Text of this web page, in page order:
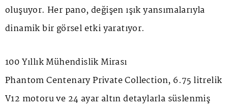
oluşuyor. Her pano, değişen ışık yansımalarıyla
dinamik bir görsel etki yaratıyor.
100 Yıllık Mühendislik Mirası
Phantom Centenary Private Collection, 6.75 litrelik
V12 motoru ve 24 ayar altın detaylarla süslenmiş